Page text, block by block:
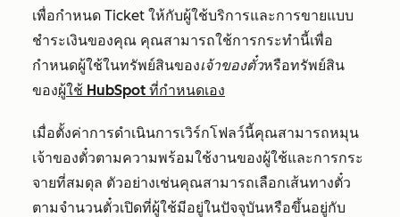
เพื่อกำหนด Ticket ให้กับผู้ใช้บริการและการขายแบบ
ชำระเงินของคุณ คุณสามารถใช้การกระทำนี้เพื่อ
กำหนดผู้ใช้ในทรัพย์สินของเจ้าของตั๋วหรือทรัพย์สิน
ของผู้ใช้ HubSpot ที่กำหนดเอง
เมื่อตั้งค่าการดำเนินการเวิร์กโฟลว์นี้คุณสามารถหมุน
เจ้าของตั๋วตามความพร้อมใช้งานของผู้ใช้และการกระ
จายที่สมดุล ตัวอย่างเช่นคุณสามารถเลือกเส้นทางตั๋ว
ตามจำนวนตั๋วเปิดที่ผู้ใช้มีอยู่ในปัจจุบันหรือขึ้นอยู่กับ